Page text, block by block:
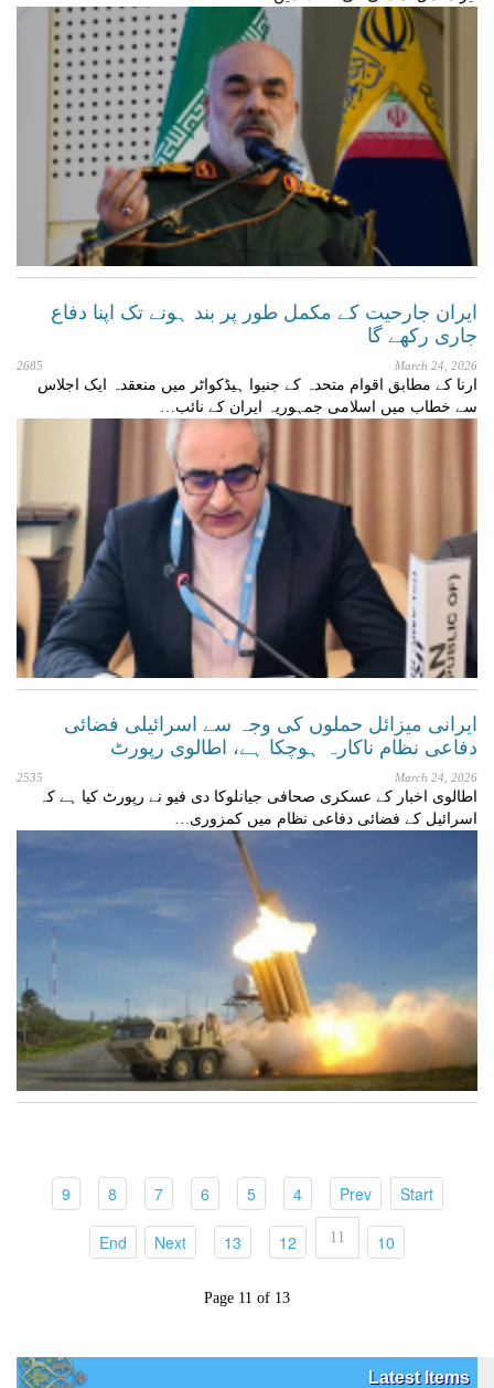
ایران جارحیت کے مکمل طور پر بند ہونے تک اپنا دفاع
جاری رکھے گا
March 24, 2026
2685
ارنا کے مطابق اقوام متحدہ کے جنیوا ہیڈکواٹر میں منعقدہ ایک اجلاس
سے خطاب میں اسلامی جمہوریہ ایران کے نائب…
ایرانی میزائل حملوں کی وجہ سے اسرائیلی فضائی
دفاعی نظام ناکارہ ہوچکا ہے، اطالوی رپورٹ
March 24, 2026
2535
اطالوی اخبار کے عسکری صحافی جیانلوکا دی فیو نے رپورٹ کیا ہے کہ
اسرائیل کے فضائی دفاعی نظام میں کمزوری…
Start
(current)
Prev
4
(current)
5
(current)
6
(current)
7
(current)
8
(current)
9
(current)
10
11
12
13
Next
End
Page 11 of 13
Latest Items